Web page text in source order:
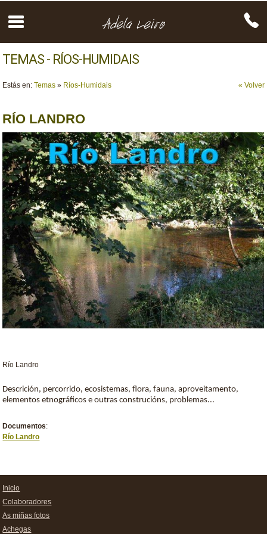
TEMAS - RÍOS-HUMIDAIS
« Volver
Estás en:Temas » Ríos-Humidais
RÍO LANDRO
Río Landro
Descrición, percorrido, ecosistemas, flora, fauna, aproveitamento,
elementos etnográficos e outras construcións, problemas...
Documentos:
Río Landro
Inicio
Colaboradores
As miñas fotos
Achegas